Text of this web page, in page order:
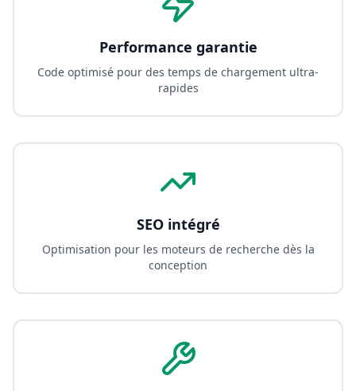
Performance garantie
Code optimisé pour des temps de chargement ultra-
rapides
SEO intégré
Optimisation pour les moteurs de recherche dès la
conception